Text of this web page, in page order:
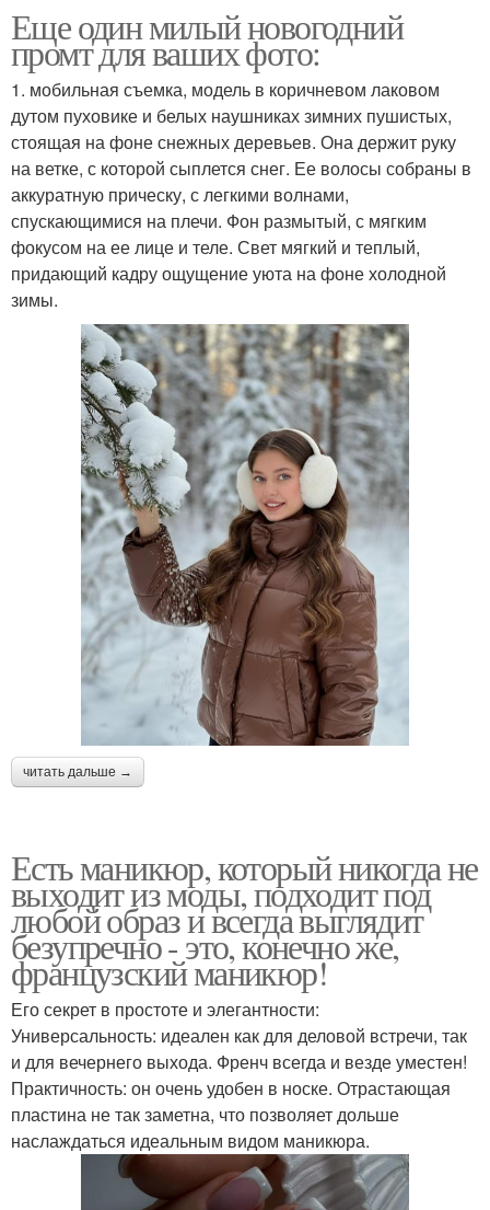
Еще один милый новогодний
промт для ваших фото:
1. мобильная съемка, модель в коричневом лаковом
дутом пуховике и белых наушниках зимних пушистых,
стоящая на фоне снежных деревьев. Она держит руку
на ветке, с которой сыплется снег. Ее волосы собраны в
аккуратную прическу, с легкими волнами,
спускающимися на плечи. Фон размытый, с мягким
фокусом на ее лице и теле. Свет мягкий и теплый,
придающий кадру ощущение уюта на фоне холодной
зимы.
читать дальше →
Есть маникюр, который никогда не
выходит из моды, подходит под
любой образ и всегда выглядит
безупречно - это, конечно же,
французский маникюр!
Его секрет в простоте и элегантности:
Универсальность: идеален как для деловой встречи, так
и для вечернего выхода. Френч всегда и везде уместен!
Практичность: он очень удобен в носке. Отрастающая
пластина не так заметна, что позволяет дольше
наслаждаться идеальным видом маникюра.